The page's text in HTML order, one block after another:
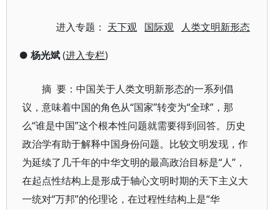
进入专题： 天下观 国际观 人类文明新形态
● 杨光斌(进入专栏)
摘 要：中国关于人类文明新形态的一系列倡
议，意味着中国的角色从“国家”转变为“全球”，那
么“谁是中国”这个根本性问题就需要得到回答。历史
政治学有助于解释中国身份问题。比较文明发现，作
为延续了几千年的中华文明的最高政治目标是“人”，
在起点性结构上是形成于轴心文明时期的天下主义大
一统对“万邦”的伦理论，在过程性结构上是“华